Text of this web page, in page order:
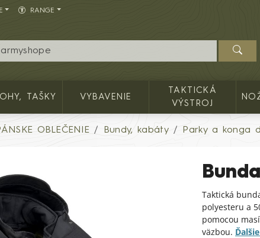
RANGE
TAŠKY VYBAVENIE
TAKTICKÁ
VÝSTROJ
OBLEČENIE Bundy, kabáty Parky a konga
Taktická
polyesteru a
pomocou
väzbou.